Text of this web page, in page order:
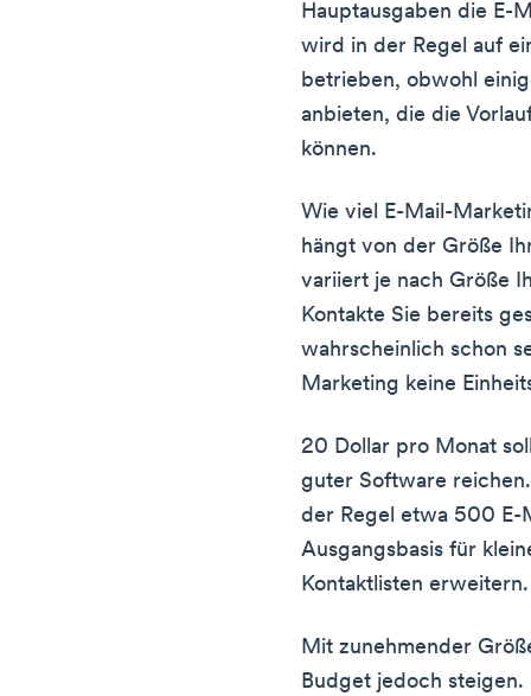
Hauptausgaben die E-
wird in der Regel auf
betrieben, obwohl
anbieten, die die
können.
Wie viel E-Mail-
hängt von der Größe
variiert je nach Größe
Kontakte Sie bereits
wahrscheinlich schon
Marketing keine
20 Dollar pro Monat
guter Software
der Regel etwa 500 E-
Ausgangsbasis für
Kontaktlisten erweitern.
Mit zunehmender
Budget jedoch